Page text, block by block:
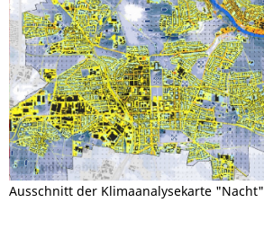
Ausschnitt der Klimaanalysekarte "Nacht"